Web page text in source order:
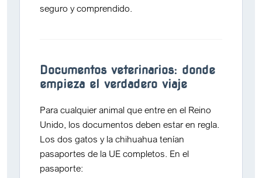
seguro y comprendido.
Documentos veterinarios: donde
empieza el verdadero viaje
Para cualquier animal que entre en el Reino
Unido, los documentos deben estar en regla.
Los dos gatos y la chihuahua tenían
pasaportes de la UE completos. En el
pasaporte: